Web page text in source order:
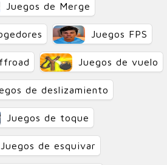
Juegos de Merge
Juegos FPS
Juegos de vuelo
de deslizamiento
Juegos de toque
Juegos de esquivar